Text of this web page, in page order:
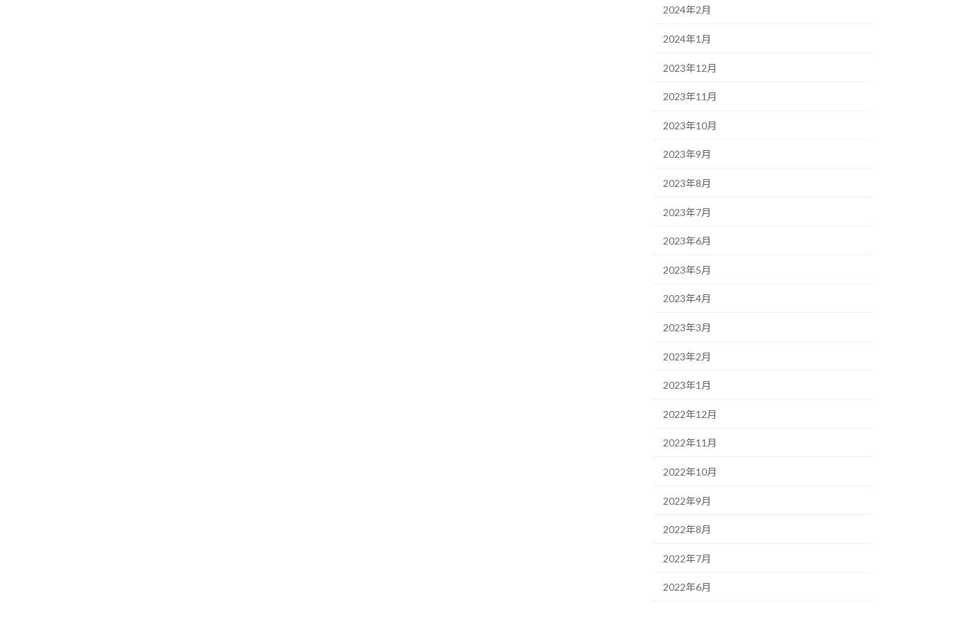
2024年2月
2024年1月
2023年12月
2023年11月
2023年10月
2023年9月
2023年8月
2023年7月
2023年6月
2023年5月
2023年4月
2023年3月
2023年2月
2023年1月
2022年12月
2022年11月
2022年10月
2022年9月
2022年8月
2022年7月
2022年6月